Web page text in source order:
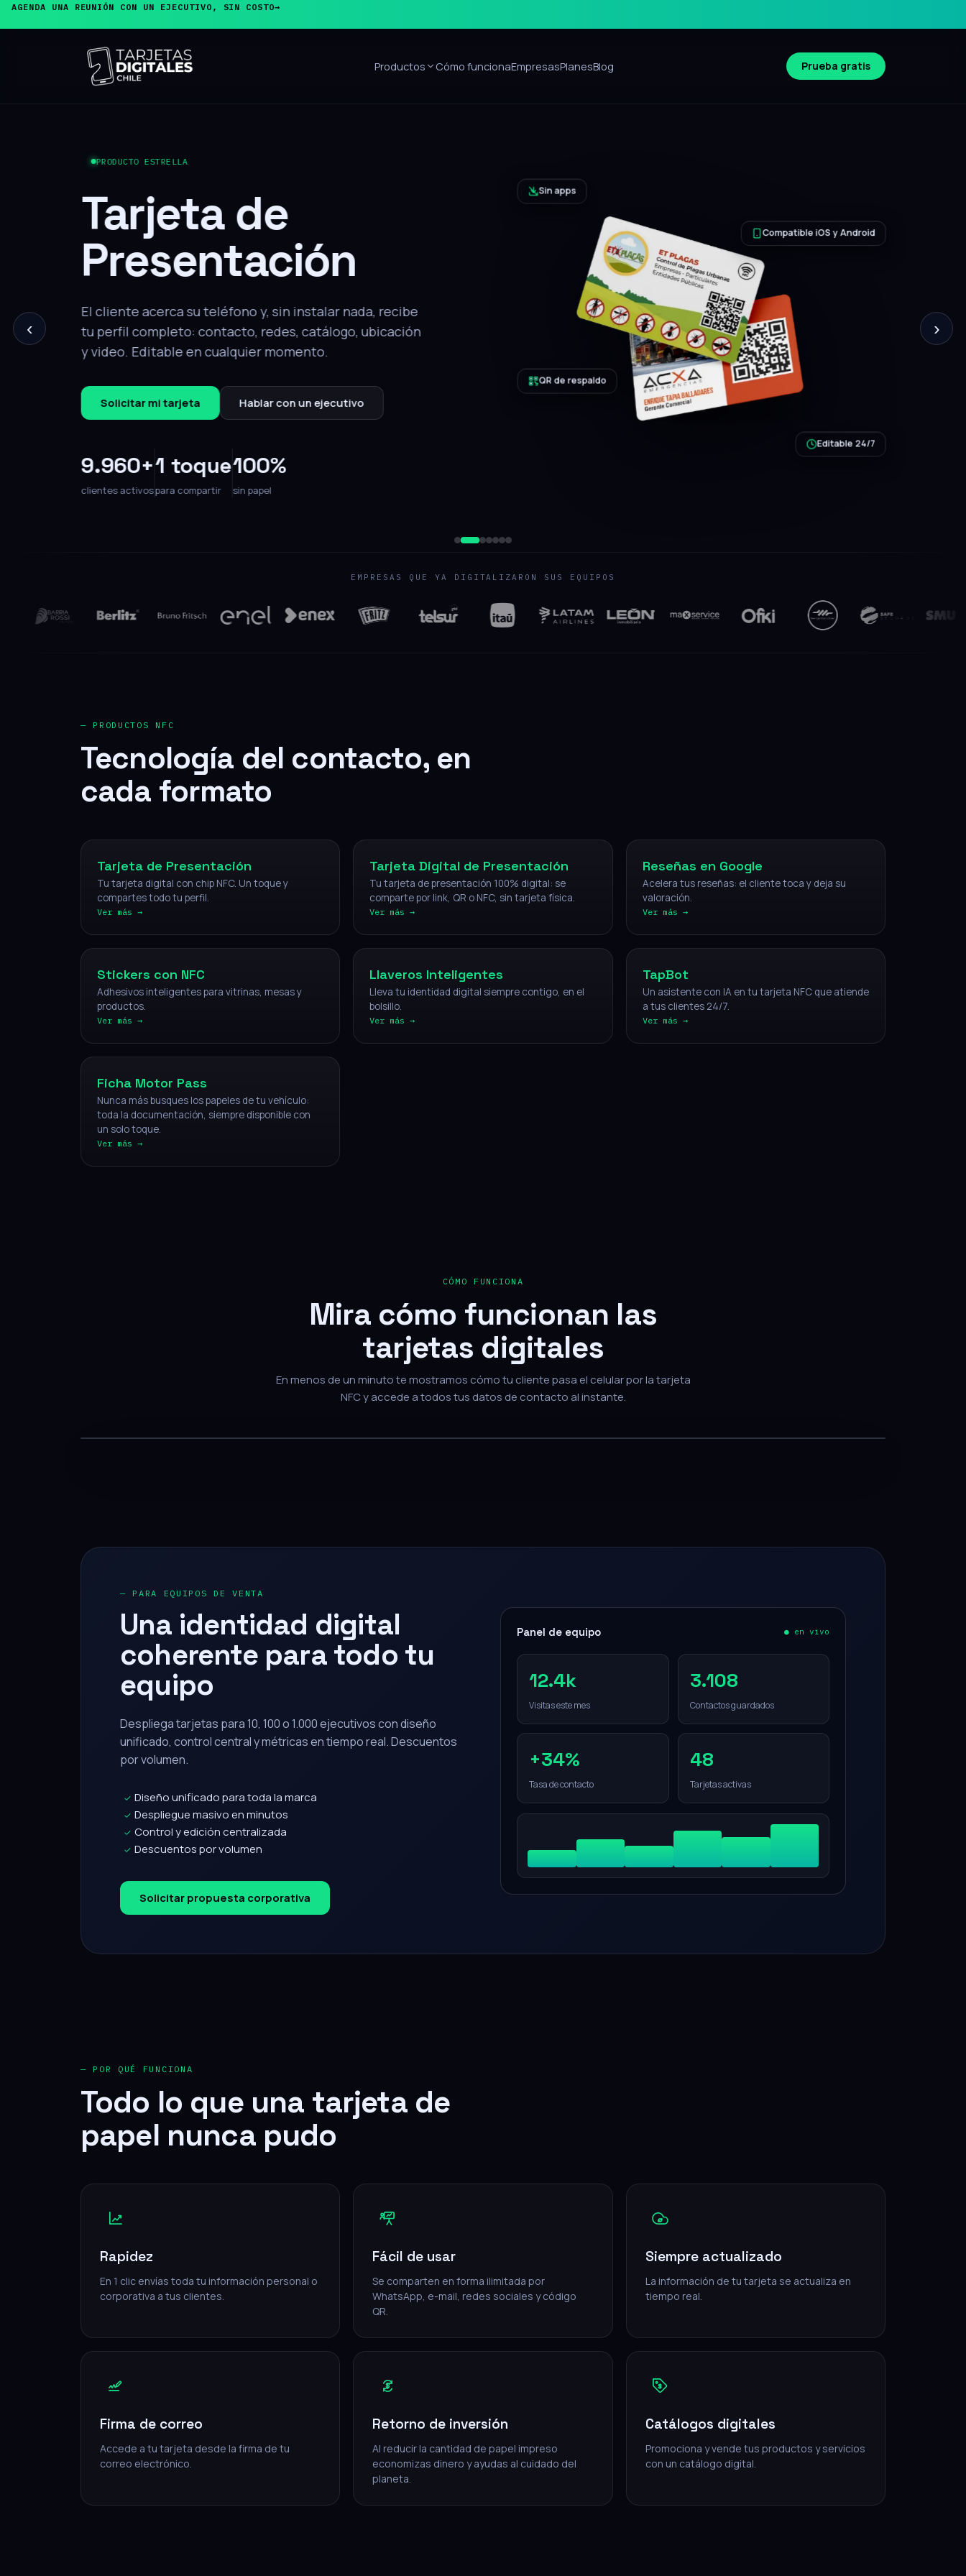
AGENDA UNA REUNIÓN CON UN EJECUTIVO, SIN COSTO→
Productos Cómo funcionaEmpresasPlanesBlog Prueba gratis
PRODUCTO ESTRELLA
Tarjeta de
Presentación
El cliente acerca su teléfono y, sin instalar nada, recibe
tu perfil completo: contacto, redes, catálogo, ubicación
y video. Editable en cualquier momento.
Solicitar mi tarjeta Hablar con un ejecutivo
9.960+
clientes activos
1 toque
para compartir
100%
sin papel
Sin apps
Compatible iOS y Android
QR de respaldo
Editable 24/7
‹ ›
EMPRESAS QUE YA DIGITALIZARON SUS EQUIPOS
— PRODUCTOS NFC
Tecnología del contacto, en
cada formato
NFC
Tarjeta de Presentación
Tu tarjeta digital con chip NFC. Un toque y
compartes todo tu perfil.
Ver más →
Digital
Tarjeta Digital de Presentación
Tu tarjeta de presentación 100% digital: se
comparte por link, QR o NFC, sin tarjeta física.
Ver más →
NFC
Reseñas en Google
Acelera tus reseñas: el cliente toca y deja su
valoración.
Ver más →
NFC
Stickers con NFC
Adhesivos inteligentes para vitrinas, mesas y
productos.
Ver más →
NFC
Llaveros Inteligentes
Lleva tu identidad digital siempre contigo, en el
bolsillo.
Ver más →
IA
TapBot
Un asistente con IA en tu tarjeta NFC que atiende
a tus clientes 24/7.
Ver más →
Vehículos
Ficha Motor Pass
Nunca más busques los papeles de tu vehículo:
toda la documentación, siempre disponible con
un solo toque.
Ver más →
CÓMO FUNCIONA
Mira cómo funcionan las
tarjetas digitales
En menos de un minuto te mostramos cómo tu cliente pasa el celular por la tarjeta
NFC y accede a todos tus datos de contacto al instante.
— PARA EQUIPOS DE VENTA
Una identidad digital
coherente para todo tu
equipo
Despliega tarjetas para 10, 100 o 1.000 ejecutivos con diseño
unificado, control central y métricas en tiempo real. Descuentos
por volumen.
✓ Diseño unificado para toda la marca
✓ Despliegue masivo en minutos
✓ Control y edición centralizada
✓ Descuentos por volumen
Solicitar propuesta corporativa
Panel de equipo ● en vivo
12.4k
Visitas este mes
3.108
Contactos guardados
+34%
Tasa de contacto
48
Tarjetas activas
— POR QUÉ FUNCIONA
Todo lo que una tarjeta de
papel nunca pudo
Rapidez
En 1 clic envías toda tu información personal o
corporativa a tus clientes.
Fácil de usar
Se comparten en forma ilimitada por
WhatsApp, e-mail, redes sociales y código
QR.
Siempre actualizado
La información de tu tarjeta se actualiza en
tiempo real.
Firma de correo
Accede a tu tarjeta desde la firma de tu
correo electrónico.
Retorno de inversión
Al reducir la cantidad de papel impreso
economizas dinero y ayudas al cuidado del
planeta.
Catálogos digitales
Promociona y vende tus productos y servicios
con un catálogo digital.